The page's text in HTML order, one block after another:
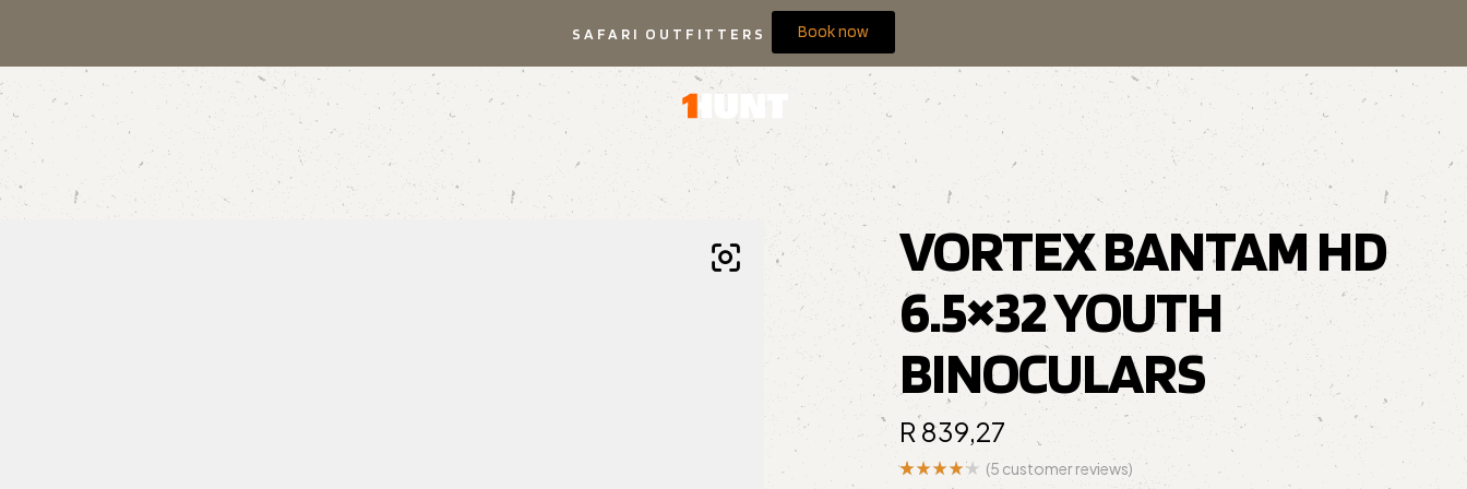
SAFARI OUTFITTERS Book now
VORTEX BANTAM HD
6.5×32 YOUTH
BINOCULARS
R 839,27
(5 customer reviews)